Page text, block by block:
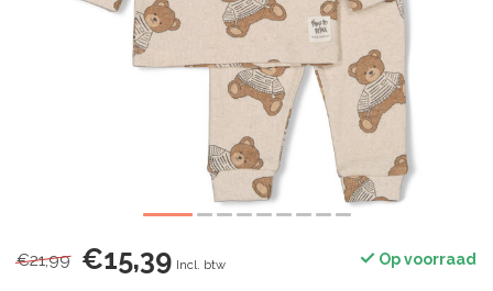
€21,99 €15,39 Incl. btw Op voorraad